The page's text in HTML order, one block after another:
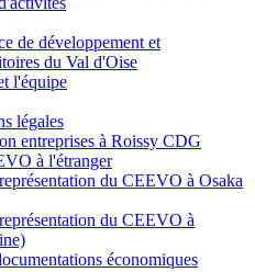
de développement et
du Val d'Oise
l'équipe
légales
entreprises à Roissy CDG
à l'étranger
du CEEVO à Osaka
du CEEVO à
économiques